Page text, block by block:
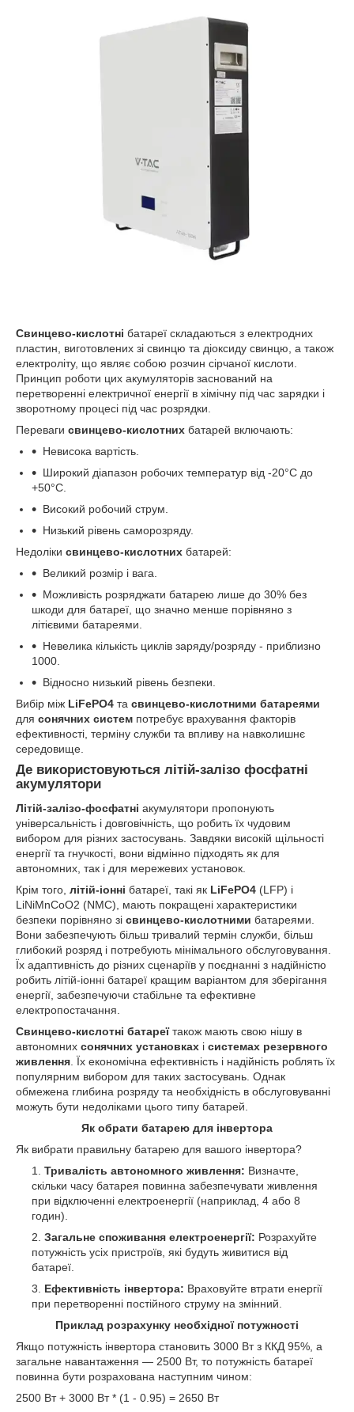
Свинцево-кислотні батареї складаються з електродних
пластин, виготовлених зі свинцю та діоксиду свинцю, а також
електроліту, що являє собою розчин сірчаної кислоти.
Принцип роботи цих акумуляторів заснований на
перетворенні електричної енергії в хімічну під час зарядки і
зворотному процесі під час розрядки.
Переваги свинцево-кислотних батарей включають:
Невисока вартість.
Широкий діапазон робочих температур від -20°C до
+50°C.
Високий робочий струм.
Низький рівень саморозряду.
Недоліки свинцево-кислотних батарей:
Великий розмір і вага.
Можливість розряджати батарею лише до 30% без
шкоди для батареї, що значно менше порівняно з
літієвими батареями.
Невелика кількість циклів заряду/розряду - приблизно
1000.
Відносно низький рівень безпеки.
Вибір між LiFePO4 та свинцево-кислотними батареями
для сонячних систем потребує врахування факторів
ефективності, терміну служби та впливу на навколишнє
середовище.
Де використовуються літій-залізо фосфатні
акумулятори
Літій-залізо-фосфатні акумулятори пропонують
універсальність і довговічність, що робить їх чудовим
вибором для різних застосувань. Завдяки високій щільності
енергії та гнучкості, вони відмінно підходять як для
автономних, так і для мережевих установок.
Крім того, літій-іонні батареї, такі як LiFePO4 (LFP) і
LiNiMnCoO2 (NMC), мають покращені характеристики
безпеки порівняно зі свинцево-кислотними батареями.
Вони забезпечують більш тривалий термін служби, більш
глибокий розряд і потребують мінімального обслуговування.
Їх адаптивність до різних сценаріїв у поєднанні з надійністю
робить літій-іонні батареї кращим варіантом для зберігання
енергії, забезпечуючи стабільне та ефективне
електропостачання.
Свинцево-кислотні батареїтакож мають свою нішу в
автономних сонячних установках і системах резервного
живлення . Їх економічна ефективність і надійність роблять їх
популярним вибором для таких застосувань. Однак
обмежена глибина розряду та необхідність в обслуговуванні
можуть бути недоліками цього типу батарей.
Як обрати батарею для інвертора
Як вибрати правильну батарею для вашого інвертора?
Тривалість автономного живлення: Визначте,
скільки часу батарея повинна забезпечувати живлення
при відключенні електроенергії (наприклад, 4 або 8
годин).
Загальне споживання електроенергії: Розрахуйте
потужність усіх пристроїв, які будуть живитися від
батареї.
Ефективність інвертора: Враховуйте втрати енергії
при перетворенні постійного струму на змінний.
Приклад розрахунку необхідної потужності
Якщо потужність інвертора становить 3000 Вт з ККД 95%, а
загальне навантаження — 2500 Вт, то потужність батареї
повинна бути розрахована наступним чином:
2500 Вт + 3000 Вт * (1 - 0.95) = 2650 Вт